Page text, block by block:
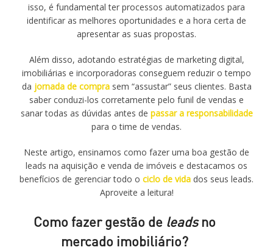
isso, é fundamental ter processos automatizados para
identificar as melhores oportunidades e a hora certa de
apresentar as suas propostas.
Além disso, adotando estratégias de marketing digital,
imobiliárias e incorporadoras conseguem reduzir o tempo
da jornada de comprasem “assustar” seus clientes. Basta
saber conduzi-los corretamente pelo funil de vendas e
sanar todas as dúvidas antes de passar a responsabilidade
para o time de vendas.
Neste artigo, ensinamos como fazer uma boa gestão de
leads na aquisição e venda de imóveis e destacamos os
benefícios de gerenciar todo o ciclo de vida dos seus leads.
Aproveite a leitura!
Como fazer gestão de leadsno
mercado imobiliário?